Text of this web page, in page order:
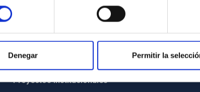
Denegar Permitir la
Código ético y política antifraude
Medio Ambiente y Sostenibilidad
Proyectos institucionales